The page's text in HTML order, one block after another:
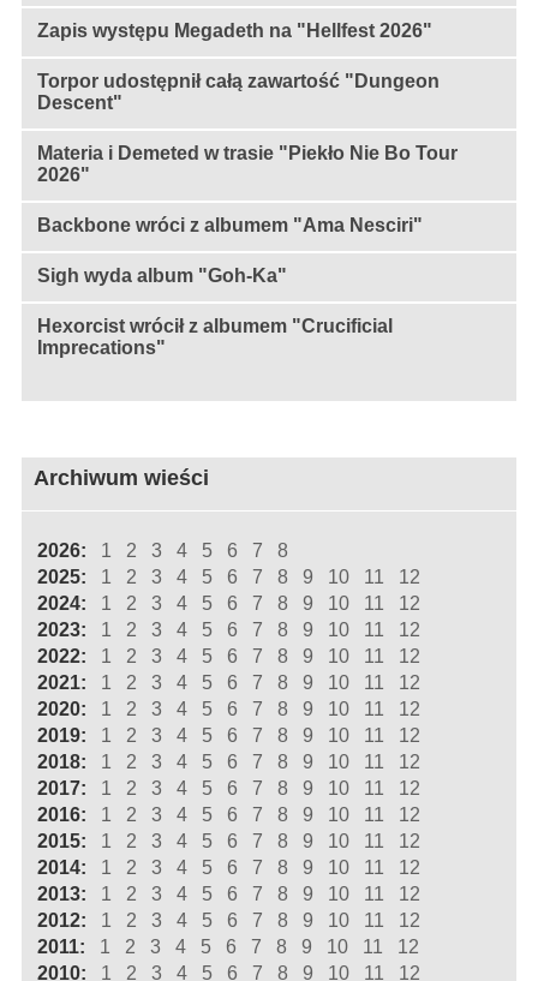
Zapis występu Megadeth na "Hellfest 2026"
Torpor udostępnił całą zawartość "Dungeon
Descent"
Materia i Demeted w trasie "Piekło Nie Bo Tour
2026"
Backbone wróci z albumem "Ama Nesciri"
Sigh wyda album "Goh-Ka"
Hexorcist wrócił z albumem "Crucificial
Imprecations"
Archiwum wieści
2026: 1 2 3 4 5 6 7
8
2025:
1 2 3 4 5 6 7 8 9 10 11
12
2024:
1 2 3 4 5 6 7 8 9 10 11
12
2023:
1 2 3 4 5 6 7 8 9 10 11
12
2022:
1 2 3 4 5 6 7 8 9 10 11
12
2021:
1 2 3 4 5 6 7 8 9 10 11
12
2020:
1 2 3 4 5 6 7 8 9 10 11
12
2019:
1 2 3 4 5 6 7 8 9 10 11
12
2018:
1 2 3 4 5 6 7 8 9 10 11
12
2017:
1 2 3 4 5 6 7 8 9 10 11
12
2016:
1 2 3 4 5 6 7 8 9 10 11
12
2015:
1 2 3 4 5 6 7 8 9 10 11
12
2014:
1 2 3 4 5 6 7 8 9 10 11
12
2013:
1 2 3 4 5 6 7 8 9 10 11
12
2012:
1 2 3 4 5 6 7 8 9 10 11
12
2011:
1 2 3 4 5 6 7 8 9 10 11
12
2010:
1 2 3 4 5 6 7 8 9 10 11 12